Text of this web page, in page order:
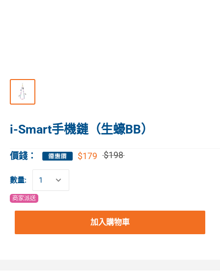
i-Smart手機鏈（生蠔BB）
價錢： $179 $198
數量:
商家派送
加入購物車